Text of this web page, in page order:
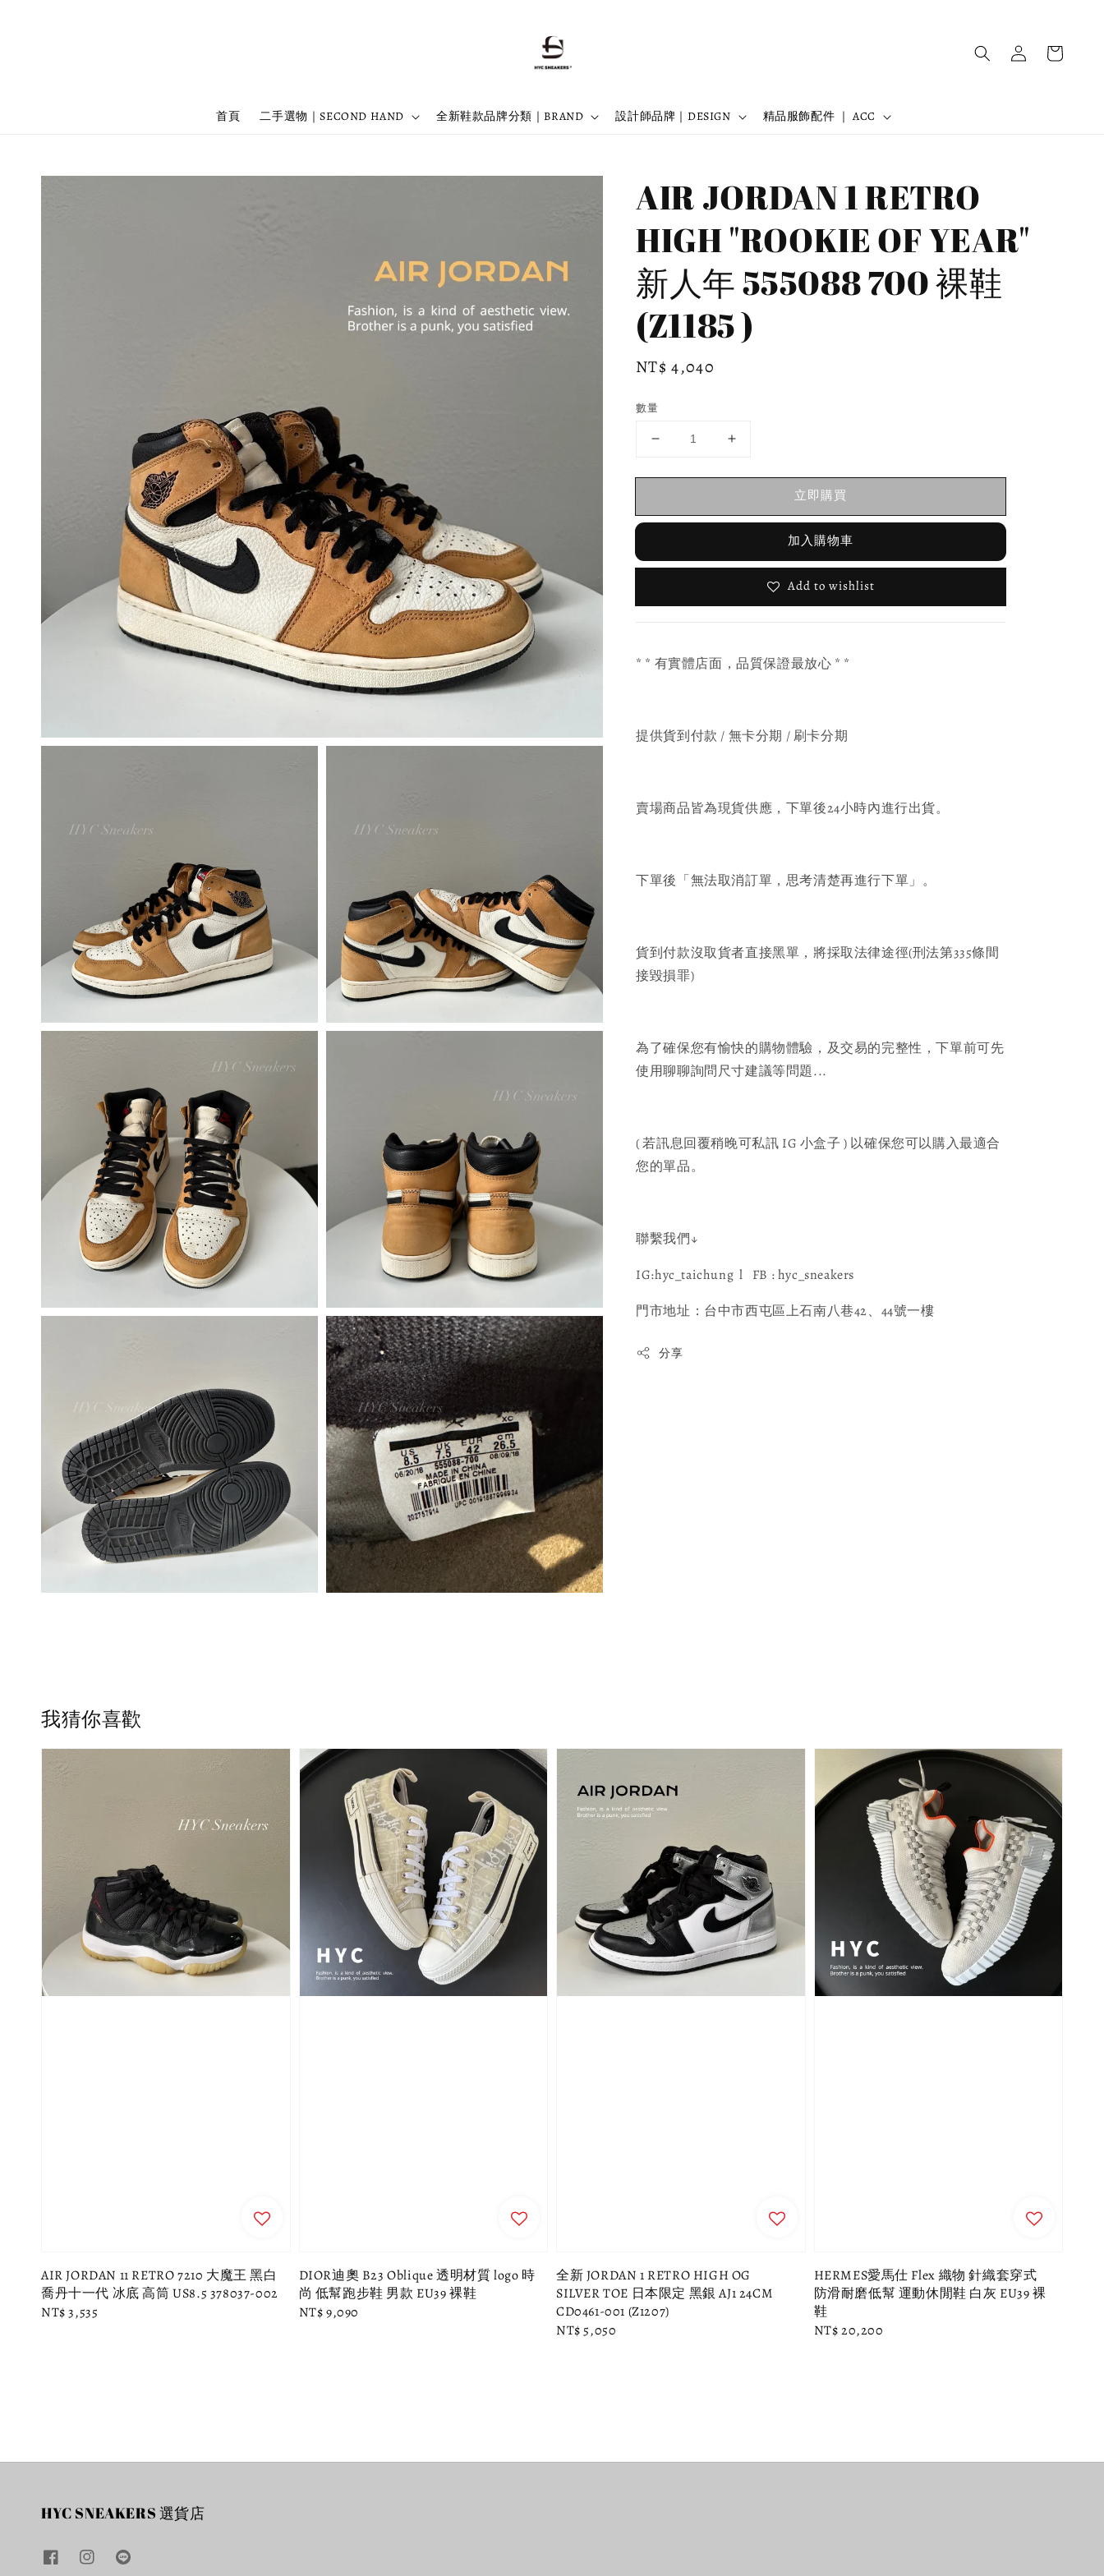
首頁 二手選物｜SECOND HAND 全新鞋款品牌分類｜BRAND 設計師品牌｜DESIGN 精品服飾配件 ｜ ACC
AIR JORDAN 1 RETRO
HIGH "ROOKIE OF YEAR"
新人年 555088 700 裸鞋
(Z1185 )
Regular
NT$ 4,040
數量
立即購買
加入購物車
Add to wishlist
* * 有實體店面，品質保證最放心 * *
提供貨到付款 / 無卡分期 / 刷卡分期
賣場商品皆為現貨供應，下單後24小時內進行出貨。
下單後「無法取消訂單，思考清楚再進行下單」。
貨到付款沒取貨者直接黑單，將採取法律途徑(刑法第335條間
接毀損罪)
為了確保您有愉快的購物體驗，及交易的完整性，下單前可先
使用聊聊詢問尺寸建議等問題...
( 若訊息回覆稍晚可私訊 IG 小盒子 ) 以確保您可以購入最適合
您的單品。
聯繫我們↓
IG:hyc_taichung l FB : hyc_sneakers
門市地址：台中市西屯區上石南八巷42、44號一樓
分享
我猜你喜歡
AIR JORDAN 11 RETRO 7210 大魔王 黑白
喬丹十一代 冰底 高筒 US8.5 378037-002
Regular
NT$ 3,535
DIOR迪奧 B23 Oblique 透明材質 logo 時
尚 低幫跑步鞋 男款 EU39 裸鞋
Regular
NT$ 9,090
全新 JORDAN 1 RETRO HIGH OG
SILVER TOE 日本限定 黑銀 AJ1 24CM
CD0461-001 (Z1207)
Regular
NT$ 5,050
HERMES愛馬仕 Flex 織物 針織套穿式
防滑耐磨低幫 運動休閒鞋 白灰 EU39 裸
鞋
Regular
NT$ 20,200
HYC SNEAKERS 選貨店